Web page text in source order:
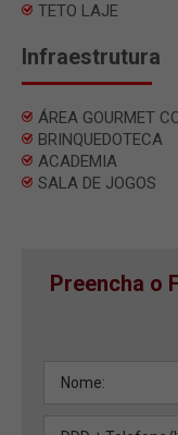
TETO LAJE
Infraestrutura
ÁREA GOURMET
BRINQUEDOTECA
ACADEMIA
SALA DE JOGOS
Preencha o